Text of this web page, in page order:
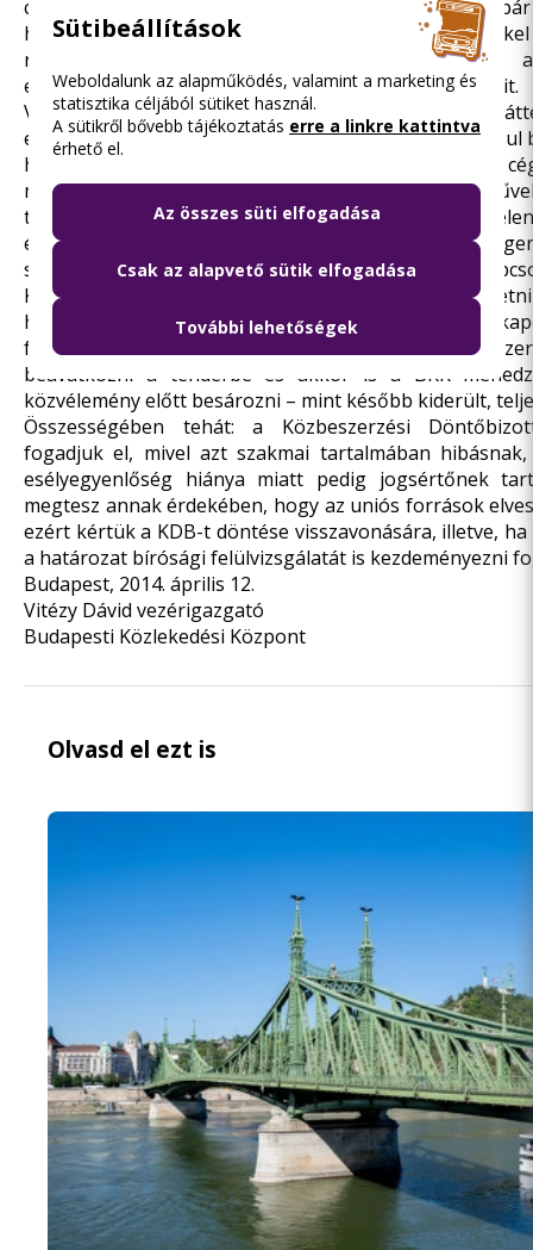
csak egyhétnyi késéssel, a határozat kiadása előtt
hozzánk, így a döntés meghozatala előtt fenti
rá. Mindez alapvetően és szándékosan sérti
esélyegyenlőség és tisztesség közbeszerzési alapelveit.
Véleményünk szerint a Skoda a cég offshore
eljárásban egyébként nem is volt ügyfélképes, ráadásul
határidőn túl, elkésve adta be. Ügyfélképessége a
miatt vonható alappal kétségbe: a
tenderben a
Ganz-Skoda ajánlatát a BKK
érvénytelenségi okokat a közelmúltban a KDB is
shore gyanús, tisztázatlan tulajdonosi hátterével
Közbeszerzési Döntőbizottság is kimondta.
hogy a villamostender idején ezen vizsgálatunk
frakcióvezető akkor is a BKK-t hibáztatta, politikai
beavatkozni a tenderbe és akkor is a BKK
közvélemény előtt besározni – mint később kiderült,
Összességében tehát: a Közbeszerzési
fogadjuk el, mivel azt szakmai tartalmában
esélyegyenlőség hiánya miatt pedig jogsértőnek
megtesz annak érdekében, hogy az uniós források
ezért kértük a KDB-t döntése visszavonására, illetve,
a határozat bírósági felülvizsgálatát is kezdeményezni
Budapest, 2014. április 12.
Vitézy Dávid vezérigazgató
Budapesti Közlekedési Központ
Olvasd el ezt is
Sütibeállítások
Weboldalunk az alapműködés, valamint a marketing és
statisztika céljából sütiket használ.
A sütikről bővebb tájékoztatás erre a linkre kattintva
érhető el.
Az összes süti elfogadása
Csak az alapvető sütik elfogadása
További lehetőségek